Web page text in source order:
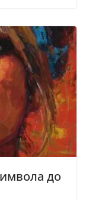
до